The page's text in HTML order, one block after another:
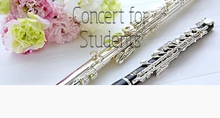
Concert for
Students​